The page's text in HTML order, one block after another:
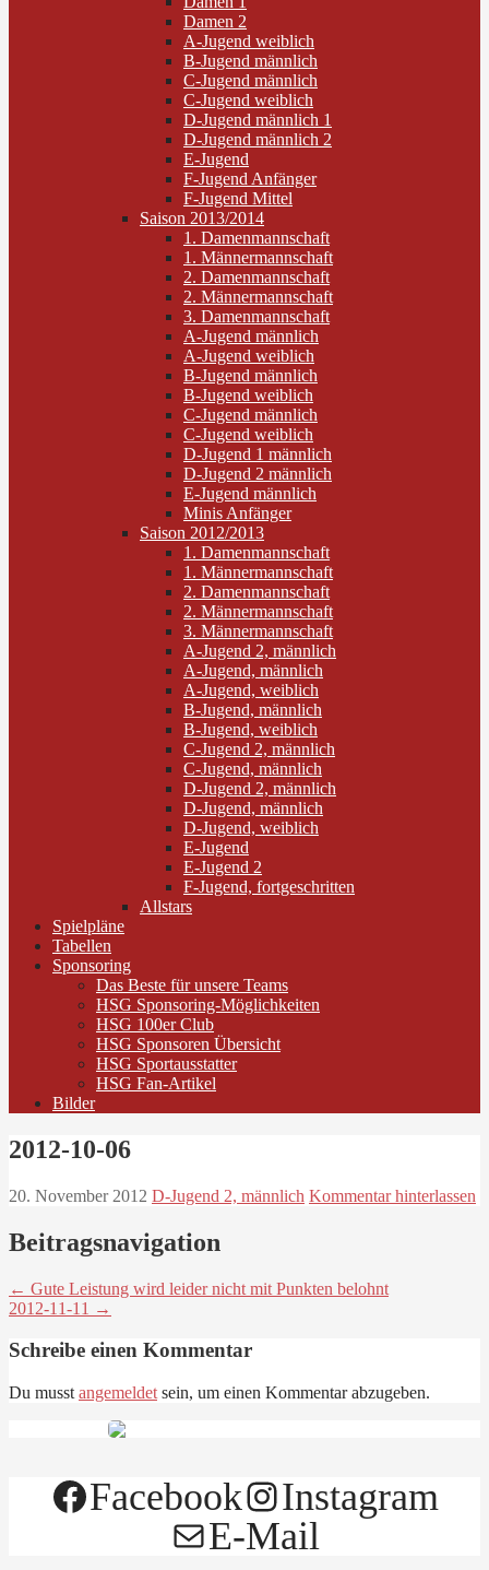
Damen 2
A-Jugend weiblich
B-Jugend männlich
C-Jugend männlich
C-Jugend weiblich
D-Jugend männlich 1
D-Jugend männlich 2
E-Jugend
F-Jugend Anfänger
F-Jugend Mittel
Saison 2013/2014
1. Damenmannschaft
1. Männermannschaft
2. Damenmannschaft
2. Männermannschaft
3. Damenmannschaft
A-Jugend männlich
A-Jugend weiblich
B-Jugend männlich
B-Jugend weiblich
C-Jugend männlich
C-Jugend weiblich
D-Jugend 1 männlich
D-Jugend 2 männlich
E-Jugend männlich
Minis Anfänger
Saison 2012/2013
1. Damenmannschaft
1. Männermannschaft
2. Damenmannschaft
2. Männermannschaft
3. Männermannschaft
A-Jugend 2, männlich
A-Jugend, männlich
A-Jugend, weiblich
B-Jugend, männlich
B-Jugend, weiblich
C-Jugend 2, männlich
C-Jugend, männlich
D-Jugend 2, männlich
D-Jugend, männlich
D-Jugend, weiblich
E-Jugend
E-Jugend 2
F-Jugend, fortgeschritten
Allstars
Spielpläne
Tabellen
Sponsoring
Das Beste für unsere Teams
HSG Sponsoring-Möglichkeiten
HSG 100er Club
HSG Sponsoren Übersicht
HSG Sportausstatter
HSG Fan-Artikel
Bilder
2012-10-06
20. November 2012 D-Jugend 2, männlich Kommentar hinterlassen
Beitragsnavigation
← Gute Leistung wird leider nicht mit Punkten belohnt
2012-11-11 →
Schreibe einen Kommentar
Du musst angemeldet sein, um einen Kommentar abzugeben.
Facebook
Instagram
E-Mail